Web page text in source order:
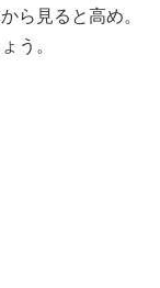
ら見ると高め。
う。